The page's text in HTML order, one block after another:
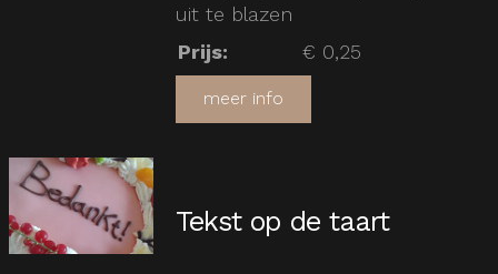
uit te blazen
Prijs: € 0,25
meer info
Tekst op de taart